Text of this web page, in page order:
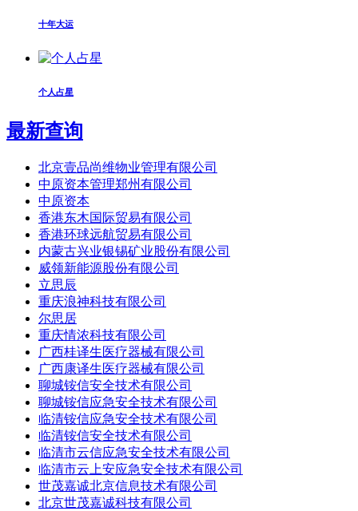
十年大运
个人占星
最新查询
北京壹品尚维物业管理有限公司
中原资本管理郑州有限公司
中原资本
香港东木国际贸易有限公司
香港环球远航贸易有限公司
内蒙古兴业银锡矿业股份有限公司
威领新能源股份有限公司
立思辰
重庆浪神科技有限公司
尔思居
重庆情浓科技有限公司
广西桂译生医疗器械有限公司
广西康译生医疗器械有限公司
聊城铵信安全技术有限公司
聊城铵信应急安全技术有限公司
临清铵信应急安全技术有限公司
临清铵信安全技术有限公司
临清市云信应急安全技术有限公司
临清市云上安应急安全技术有限公司
世茂嘉诚北京信息技术有限公司
北京世茂嘉诚科技有限公司